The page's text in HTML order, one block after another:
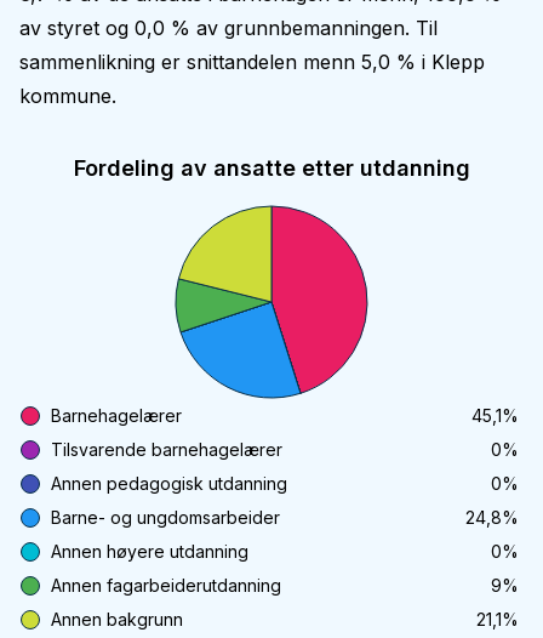
av styret og 0,0 % av grunnbemanningen. Til
sammenlikning er snittandelen menn 5,0 % i Klepp
kommune.
Fordeling av ansatte etter utdanning
Barnehagelærer 45,1%
Tilsvarende barnehagelærer
0%
Annen pedagogisk utdanning
0%
Barne- og ungdomsarbeider
24,8%
Annen høyere utdanning
0%
Annen fagarbeiderutdanning
9%
Annen bakgrunn
21,1%